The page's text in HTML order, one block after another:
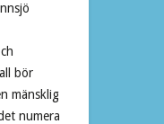
bör
mänsklig
numera